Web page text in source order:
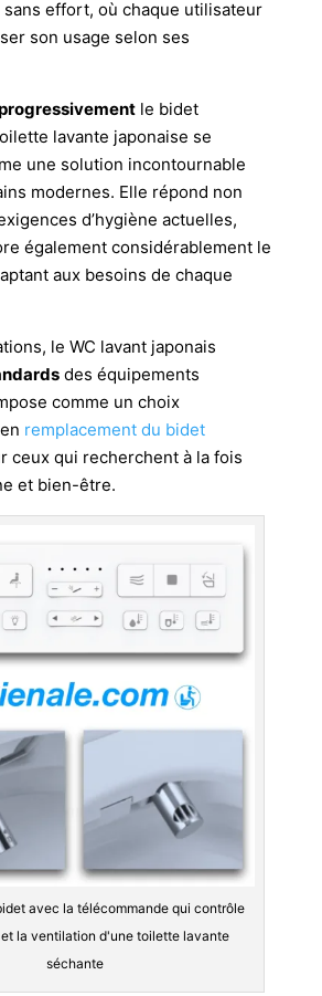
effort, où chaque utilisateur
son usage selon ses
le bidet
lavante japonaise se
une solution incontournable
modernes. Elle répond non
d’hygiène actuelles,
également considérablement le
aux besoins de chaque
le WC lavant japonais
des équipements
comme un choix
remplacement du bidet
ceux qui recherchent à la fois
et bien-être.
avec la télécommande qui contrôle
la ventilation d'une toilette lavante
séchante